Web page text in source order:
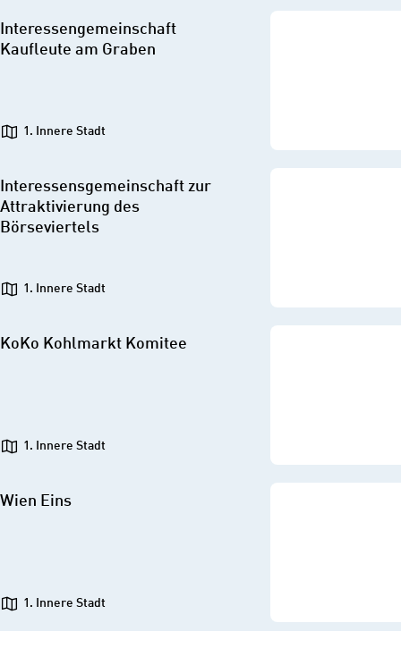
Interessengemeinschaft
Kaufleute am Graben
1. Innere Stadt
Interessensgemeinschaft zur
Attraktivierung des
Börseviertels
1. Innere Stadt
KoKo Kohlmarkt Komitee
1. Innere Stadt
Wien Eins
1. Innere Stadt